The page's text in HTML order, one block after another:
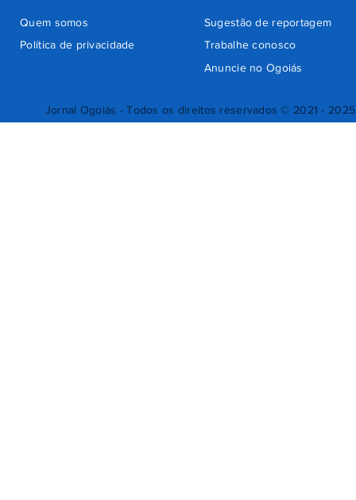
Jornal Ogoiás - Todos os direitos reservados © 2021 - 2025
Quem somos
Sugestão de reportagem
Trabalhe conosco
Política de privacidade
Anuncie no Ogoiás